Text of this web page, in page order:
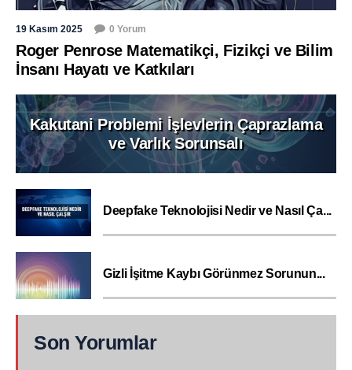
19 Kasım 2025 0 Yorum
Roger Penrose Matematikçi, Fizikçi ve Bilim
İnsanı Hayatı ve Katkıları
Kakutani Problemi İşlevlerin Çaprazlama
ve Varlık Sorunsalı
Deepfake Teknolojisi Nedir ve Nasıl Ça...
Gizli İşitme Kaybı Görünmez Sorunun...
Son Yorumlar